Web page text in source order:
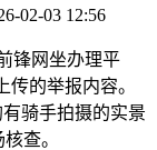
02-03 12:56
锋网坐办理平
传的举报内容。
骑手拍摄的实景
查。